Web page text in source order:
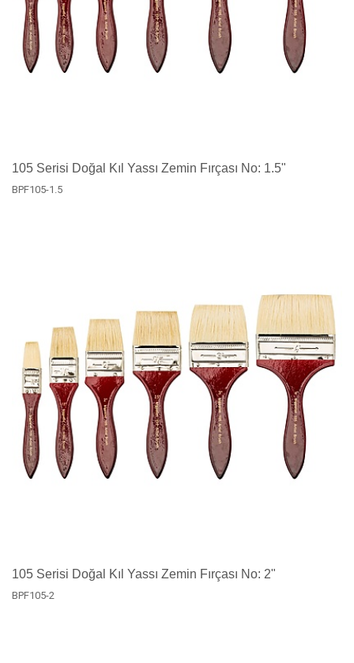
105 Serisi Doğal Kıl Yassı Zemin Fırçası No: 1.5"
BPF105-1.5
105 Serisi Doğal Kıl Yassı Zemin Fırçası No: 2"
BPF105-2